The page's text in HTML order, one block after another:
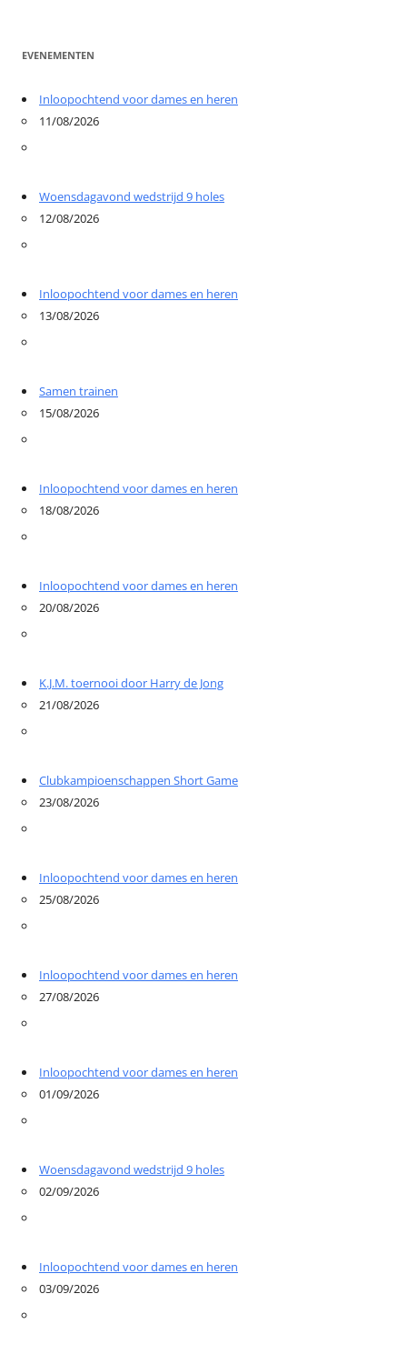
EVENEMENTEN
Inloopochtend voor dames en heren
11/08/2026
Woensdagavond wedstrijd 9 holes
12/08/2026
Inloopochtend voor dames en heren
13/08/2026
Samen trainen
15/08/2026
Inloopochtend voor dames en heren
18/08/2026
Inloopochtend voor dames en heren
20/08/2026
K.J.M. toernooi door Harry de Jong
21/08/2026
Clubkampioenschappen Short Game
23/08/2026
Inloopochtend voor dames en heren
25/08/2026
Inloopochtend voor dames en heren
27/08/2026
Inloopochtend voor dames en heren
01/09/2026
Woensdagavond wedstrijd 9 holes
02/09/2026
Inloopochtend voor dames en heren
03/09/2026